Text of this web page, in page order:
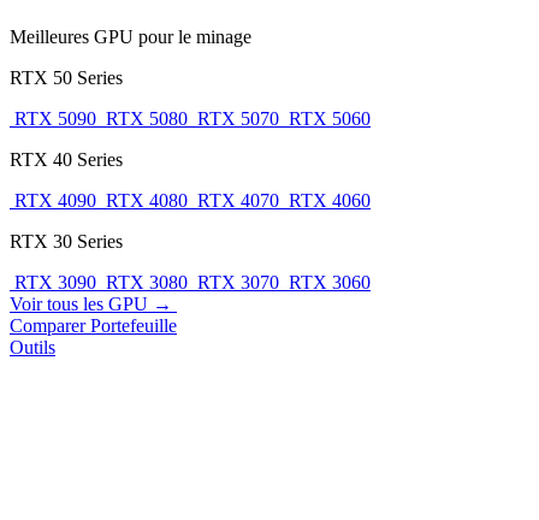
Meilleures GPU pour le minage
RTX 50 Series
RTX 5090 RTX 5080 RTX 5070 RTX 5060
RTX 40 Series
RTX 4090 RTX 4080 RTX 4070 RTX 4060
RTX 30 Series
RTX 3090 RTX 3080 RTX 3070 RTX 3060
Voir tous les GPU →
ComparerPortefeuille
Outils